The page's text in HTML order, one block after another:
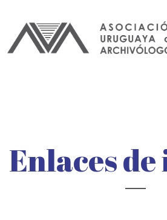
contenido
Enlaces